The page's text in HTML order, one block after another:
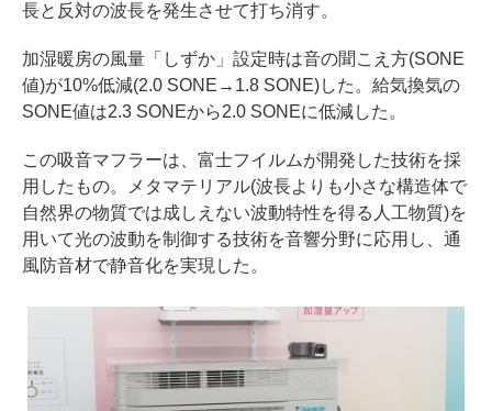
長と反対の波長を発生させて打ち消す。
加湿暖房の風量「しずか」設定時は音の聞こえ方(SONE
値)が10%低減(2.0 SONE→1.8 SONE)した。給気換気の
SONE値は2.3 SONEから2.0 SONEに低減した。
この吸音マフラーは、富士フイルムが開発した技術を採
用したもの。メタマテリアル(波長よりも小さな構造体で
自然界の物質では成しえない波動特性を得る人工物質)を
用いて光の波動を制御する技術を音響分野に応用し、通
風防音材で静音化を実現した。